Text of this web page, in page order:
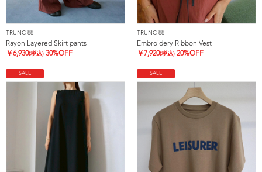
TRUNC 88
Rayon Layered Skirt pants
￥6,930(税込) 30%OFF
TRUNC 88
Embroidery Ribbon Vest
￥ 7,920(税込) 20%OFF
SALE SALE